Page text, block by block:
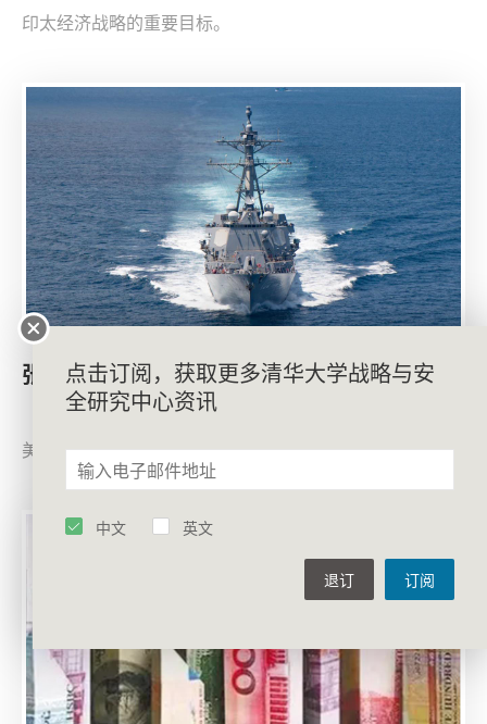
印太经济战略的重要目标。
张沱生：俄乌冲突对台海局势的潜在影响
就俄乌战争对台海局势的影响，张沱生分别从台湾、
美国、中国大陆三个方面谈论其看法。
点击订阅，获取更多清华大学战略与安
全研究中心资讯
中文 英文
订阅
退订